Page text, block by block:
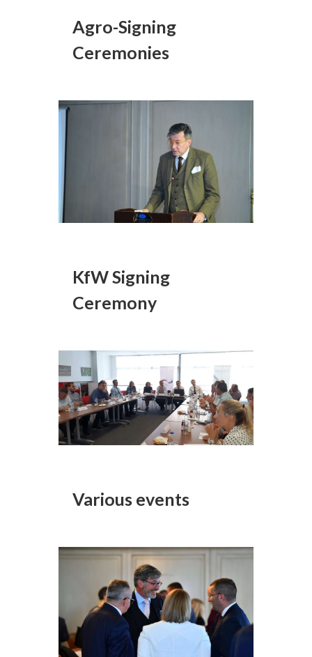
Agro-Signing
Ceremonies
KfW Signing
Ceremony
Various events